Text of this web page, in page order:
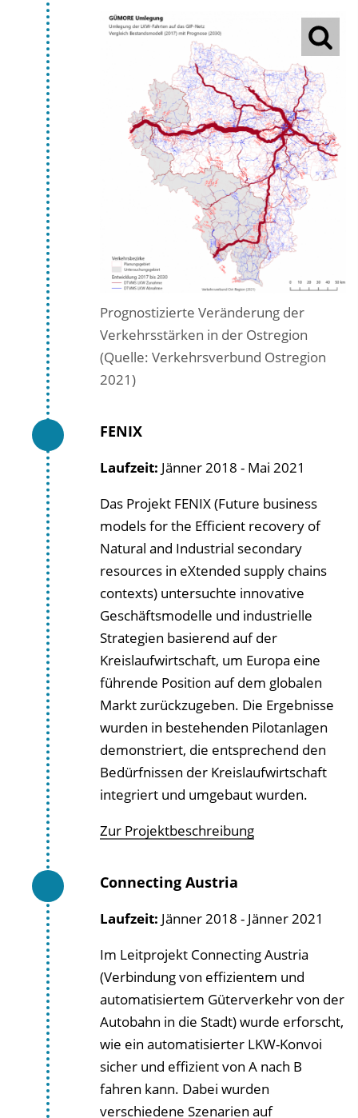
Prognostizierte Veränderung der
Verkehrsstärken in der Ostregion
(Quelle: Verkehrsverbund Ostregion
2021)
FENIX
Laufzeit: Jänner 2018 - Mai 2021
Das Projekt FENIX (Future business
models for the Efficient recovery of
Natural and Industrial secondary
resources in eXtended supply chains
contexts) untersuchte innovative
Geschäftsmodelle und industrielle
Strategien basierend auf der
Kreislaufwirtschaft, um Europa eine
führende Position auf dem globalen
Markt zurückzugeben. Die Ergebnisse
wurden in bestehenden Pilotanlagen
demonstriert, die entsprechend den
Bedürfnissen der Kreislaufwirtschaft
integriert und umgebaut wurden.
Zur Projektbeschreibung
Connecting Austria
Laufzeit: Jänner 2018 - Jänner 2021
Im Leitprojekt Connecting Austria
(Verbindung von effizientem und
automatisiertem Güterverkehr von der
Autobahn in die Stadt) wurde erforscht,
wie ein automatisierter LKW-Konvoi
sicher und effizient von A nach B
fahren kann. Dabei wurden
verschiedene Szenarien auf